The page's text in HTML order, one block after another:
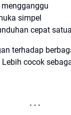
simpel
cepat
terhadap
cocok